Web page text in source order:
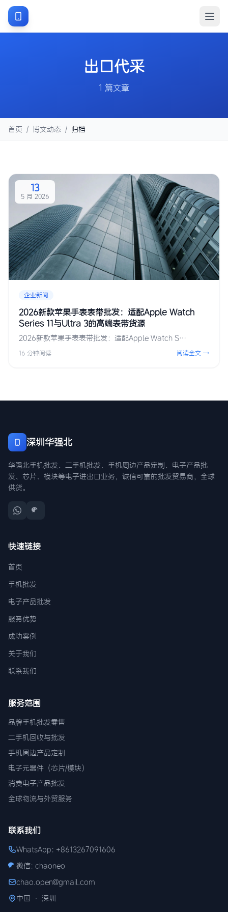
出口代采
1 篇文章
首页 / 博文动态 / 归档
13
5 月 2026
企业新闻
2026新款苹果手表表带批发：适配Apple Watch
Series 11与Ultra 3的高端表带货源
2026新款苹果手表表带批发：适配Apple Watch S…
16 分钟阅读 阅读全文 →
深圳华强北
华强北手机批发、二手机批发、手机周边产品定制、电子产品批
发、芯片、模块等电子进出口业务，诚信可靠的批发贸易商，全球
供货。
快速链接
首页
手机批发
电子产品批发
服务优势
成功案例
关于我们
联系我们
服务范围
品牌手机批发零售
二手机回收与批发
手机周边产品定制
电子元器件（芯片/模块）
消费电子产品批发
全球物流与外贸服务
联系我们
WhatsApp: +8613267091606
微信: chaoneo
chao.open@gmail.com
中国 · 深圳